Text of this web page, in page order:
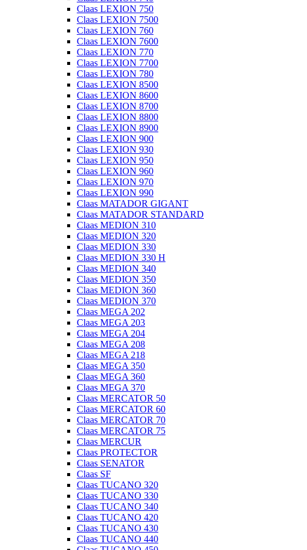
Claas LEXION 750
Claas LEXION 7500
Claas LEXION 760
Claas LEXION 7600
Claas LEXION 770
Claas LEXION 7700
Claas LEXION 780
Claas LEXION 8500
Claas LEXION 8600
Claas LEXION 8700
Claas LEXION 8800
Claas LEXION 8900
Claas LEXION 900
Claas LEXION 930
Claas LEXION 950
Claas LEXION 960
Claas LEXION 970
Claas LEXION 990
Claas MATADOR GIGANT
Claas MATADOR STANDARD
Claas MEDION 310
Claas MEDION 320
Claas MEDION 330
Claas MEDION 330 H
Claas MEDION 340
Claas MEDION 350
Claas MEDION 360
Claas MEDION 370
Claas MEGA 202
Claas MEGA 203
Claas MEGA 204
Claas MEGA 208
Claas MEGA 218
Claas MEGA 350
Claas MEGA 360
Claas MEGA 370
Claas MERCATOR 50
Claas MERCATOR 60
Claas MERCATOR 70
Claas MERCATOR 75
Claas MERCUR
Claas PROTECTOR
Claas SENATOR
Claas SF
Claas TUCANO 320
Claas TUCANO 330
Claas TUCANO 340
Claas TUCANO 420
Claas TUCANO 430
Claas TUCANO 440